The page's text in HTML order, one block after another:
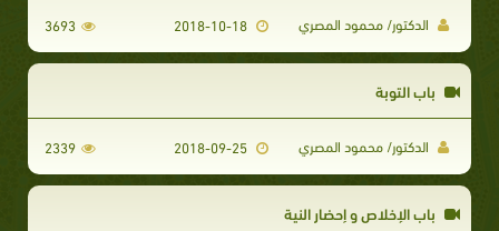
الدكتور/ محمود المصري 3693
باب التوبة
الدكتور/ محمود المصري 2339
باب الإخلاص و إحضار النية